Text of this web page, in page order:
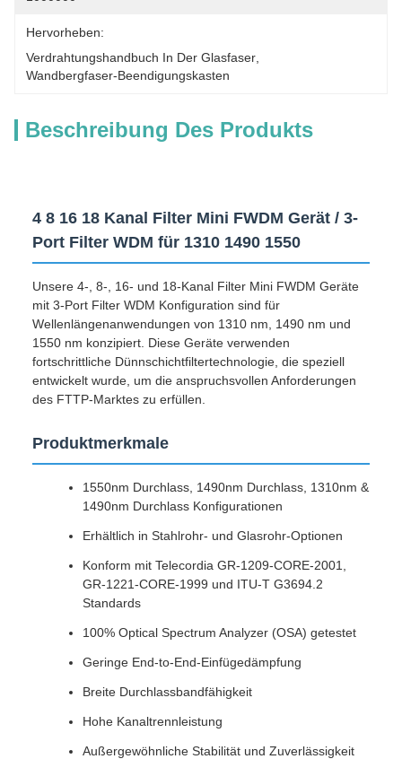
Hervorheben:
Verdrahtungshandbuch In Der Glasfaser
Wandbergfaser-Beendigungskasten
Beschreibung Des Produkts
4 8 16 18 Kanal Filter Mini FWDM Gerät / 3-
Port Filter WDM für 1310 1490 1550
Unsere 4-, 8-, 16- und 18-Kanal Filter Mini FWDM Geräte
mit 3-Port Filter WDM Konfiguration sind für
Wellenlängenanwendungen von 1310 nm, 1490 nm und
1550 nm konzipiert. Diese Geräte verwenden
fortschrittliche Dünnschichtfiltertechnologie, die speziell
entwickelt wurde, um die anspruchsvollen Anforderungen
des FTTP-Marktes zu erfüllen.
Produktmerkmale
1550nm Durchlass, 1490nm Durchlass, 1310nm &
1490nm Durchlass Konfigurationen
Erhältlich in Stahlrohr- und Glasrohr-Optionen
Konform mit Telecordia GR-1209-CORE-2001,
GR-1221-CORE-1999 und ITU-T G3694.2
Standards
100% Optical Spectrum Analyzer (OSA) getestet
Geringe End-to-End-Einfügedämpfung
Breite Durchlassbandfähigkeit
Hohe Kanaltrennleistung
Außergewöhnliche Stabilität und Zuverlässigkeit